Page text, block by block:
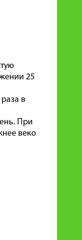
25
в
При
веко